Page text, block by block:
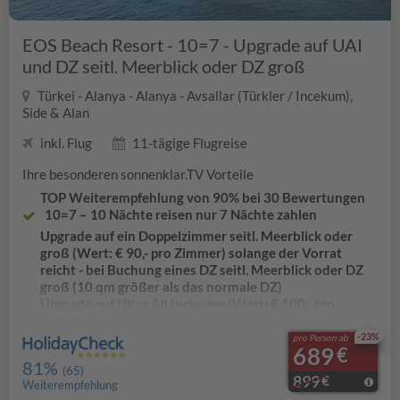
Am Pool und am Strand sind Sonnenschirme, Liegen mit
Sport inklusive: Billard sowie Fitnesscenter - Paddle
Court.
Kostenloses WLAN in der gesamten Anlage
Rail & Fly inklusive – 2. Klasse mit ICE-Nutzung
EOS Beach Resort - 10=7 - Upgrade auf UAI
und DZ seitl. Meerblick oder DZ groß
Türkei - Alanya - Alanya - Avsallar (Türkler / Incekum),
Side & Alan
inkl. Flug
11-tägige Flugreise
Ihre besonderen sonnenklar.TV Vorteile
TOP Weiterempfehlung von 90% bei 30 Bewertungen
10=7 – 10 Nächte reisen nur 7 Nächte zahlen
Upgrade auf ein Doppelzimmer seitl. Meerblick oder
groß (Wert: € 90,- pro Zimmer) solange der Vorrat
reicht - bei Buchung eines DZ seitl. Meerblick oder DZ
groß (10 qm größer als das normale DZ)
Diverse lokale alkoholische und alkoholfreie Getränke
sowie einige Importgetränke an den jeweils geöffneten
Bars
unser Genußpaket (WERT: €70,- pro Zimmer)
81% (65)
Weiterempfehlung
-23%
pro Person ab
689€
899€